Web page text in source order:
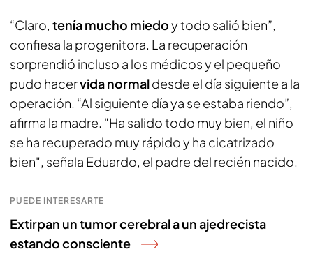
“Claro, tenía mucho miedoy todo salió bien”,
confiesa la progenitora. La recuperación
sorprendió incluso a los médicos y el pequeño
pudo hacervida normaldesde el día siguiente a la
operación. “Al siguiente día ya se estaba riendo”,
afirma la madre. "Ha salido todo muy bien, el niño
se ha recuperado muy rápido y ha cicatrizado
bien", señala Eduardo, el padre del recién nacido.
PUEDE INTERESARTE
Extirpan un tumor cerebral a un ajedrecista
estando consciente